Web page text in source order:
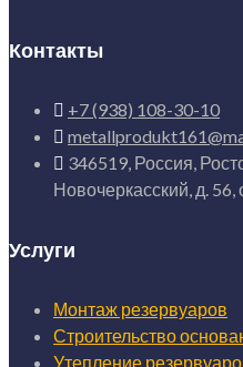
Контакты
+7 (938) 108-30-10
346519, Россия,
Новочеркасский, д. 56,
Услуги
Монтаж резервуаров
Строительство
Утепление